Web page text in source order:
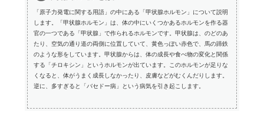
「原子力発電に関する用語」の中にある「甲状腺ホルモン」について説明
します。「甲状腺ホルモン」は、体の中にいくつかあるホルモンを作る器
官の一つである「甲状腺」で作られるホルモンです。甲状腺は、のどのあ
たり、空気の通り道の両側に位置していて、黄色っぽい赤色で、馬の蹄鉄
のような形をしています。甲状腺からは、体の成長や食べ物の変化と関係
する「チロキシン」というホルモンが出ています。このホルモンが足りな
くなると、体がうまく成長しなかったり、皮膚などがむくんだりします。
逆に、多すぎると「バセドー病」という病気を引き起こします。